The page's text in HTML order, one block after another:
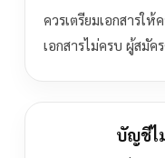
ควรเตรียมเอกสารใ
เอกสารไม่ครบ ผู้สมัค
บัญชีไ